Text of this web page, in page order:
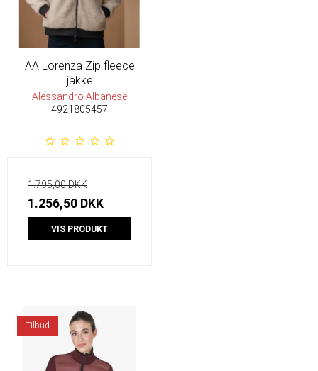
AA Lorenza Zip fleece
jakke
Alessandro Albanese
4921805457
1.795,00 DKK
1.256,50 DKK
VIS PRODUKT
Tilbud